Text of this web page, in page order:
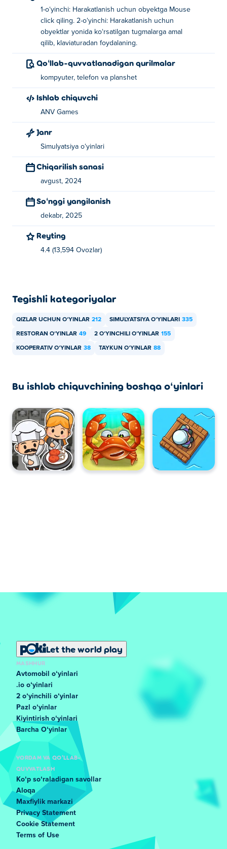
1-oʻyinchi: Harakatlanish uchun obyektga Mouse
click qiling. 2-oʻyinchi: Harakatlanish uchun
obyektlar yonida koʻrsatilgan tugmalarga amal
qilib, klaviaturadan foydalaning.
Qoʻllab-quvvatlanadigan qurilmalar
kompyuter, telefon va planshet
Ishlab chiquvchi
ANV Games
Janr
Simulyatsiya oʻyinlari
Chiqarilish sanasi
avgust, 2024
Soʻnggi yangilanish
dekabr, 2025
Reyting
4.4 (13,594 Ovozlar)
Tegishli kategoriyalar
QIZLAR UCHUN OʻYINLAR 212 SIMULYATSIYA OʻYINLARI 335
RESTORAN OʻYINLAR 49 2 OʻYINCHILI OʻYINLAR 155
KOOPERATIV OʻYINLAR 38 TAYKUN OʻYINLAR 88
Bu ishlab chiquvchining boshqa oʻyinlari
Let the world play
MASHHUR
Avtomobil oʻyinlari
.io oʻyinlari
2 oʻyinchili oʻyinlar
Pazl oʻyinlar
Kiyintirish oʻyinlari
Barcha Oʻyinlar
YORDAM VA QO'LLAB-
QUVVATLASH
Koʻp soʻraladigan savollar
Aloqa
Maxfiylik markazi
Privacy Statement
Cookie Statement
Terms of Use